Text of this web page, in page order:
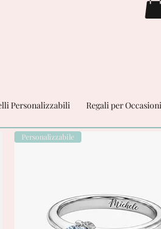
Personalizzabili Regali per Occasioni
Personalizzabile